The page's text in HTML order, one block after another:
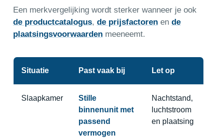
Een merkvergelijking wordt sterker wanneer je ook
de productcatalogus, de prijsfactorenen de
plaatsingsvoorwaardenmeeneemt.
Situatie Past vaak bij Let op
Slaapkamer
Stille
binnenunit met
passend
vermogen
Nachtstand,
luchtstroom
en plaatsing